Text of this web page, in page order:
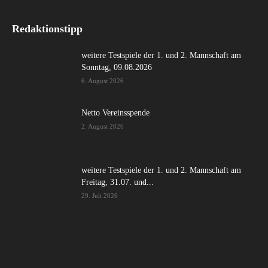
Redaktionstipp
weitere Testspiele der 1. und 2. Mannschaft am
Sonntag, 09.08.2026
6. August 2026
Netto Vereinsspende
2. August 2026
weitere Testspiele der 1. und 2. Mannschaft am
Freitag, 31.07. und...
29. Juli 2026